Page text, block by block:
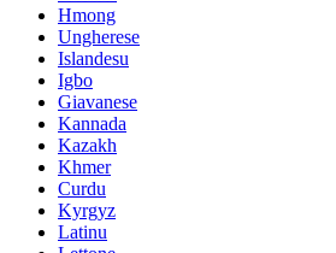
Hmong
Ungherese
Islandesu
Igbo
Giavanese
Kannada
Kazakh
Khmer
Curdu
Kyrgyz
Latinu